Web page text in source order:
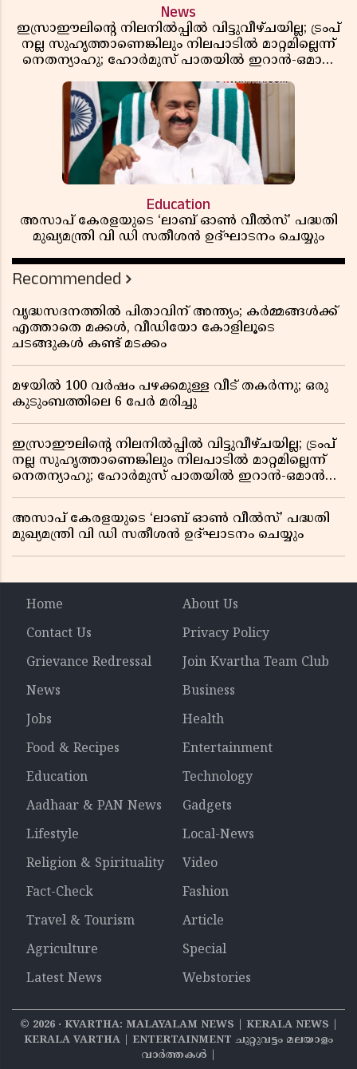
News
ഇസ്രാഈലിന്റെ നിലനിൽപ്പിൽ വിട്ടുവീഴ്ചയില്ല; ട്രംപ്
നല്ല സുഹൃത്താണെങ്കിലും നിലപാടിൽ മാറ്റമില്ലെന്ന്
നെതന്യാഹു; ഹോർമുസ് പാതയിൽ ഇറാൻ-ഒമാൻ
Education
അസാപ് കേരളയുടെ ‘ലാബ് ഓൺ വീൽസ്’ പദ്ധതി
മുഖ്യമന്ത്രി വി ഡി സതീശൻ ഉദ്ഘാടനം ചെയ്യും
Recommended
വൃദ്ധസദനത്തിൽ പിതാവിന് അന്ത്യം; കർമ്മങ്ങൾക്ക്
എത്താതെ മക്കൾ, വീഡിയോ കോളിലൂടെ
ചടങ്ങുകൾ കണ്ട് മടക്കം
മഴയിൽ 100 വർഷം പഴക്കമുള്ള വീട് തകർന്നു; ഒരു
കുടുംബത്തിലെ 6 പേർ മരിച്ചു
ഇസ്രാഈലിന്റെ നിലനിൽപ്പിൽ വിട്ടുവീഴ്ചയില്ല; ട്രംപ്
നല്ല സുഹൃത്താണെങ്കിലും നിലപാടിൽ മാറ്റമില്ലെന്ന്
നെതന്യാഹു; ഹോർമുസ് പാതയിൽ ഇറാൻ-ഒമാൻ
അസാപ് കേരളയുടെ ‘ലാബ് ഓൺ വീൽസ്’ പദ്ധതി
മുഖ്യമന്ത്രി വി ഡി സതീശൻ ഉദ്ഘാടനം ചെയ്യും
Home
About Us
Contact Us
Privacy Policy
Grievance Redressal
Join Kvartha Team Club
News
Business
Jobs
Health
Food & Recipes
Entertainment
Education
Technology
Aadhaar & PAN News
Gadgets
Lifestyle
Local-News
Religion & Spirituality
Video
Fact-Check
Fashion
Travel & Tourism
Article
Agriculture
Special
Latest News
Webstories
© 2026‧ KVARTHA: MALAYALAM NEWS | KERALA NEWS |
KERALA VARTHA | ENTERTAINMENT ചുറ്റുവട്ടം മലയാളം
വാര്‍ത്തകൾ |